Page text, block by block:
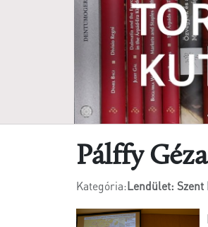
Pálffy
Kategória:Lendület: Szent